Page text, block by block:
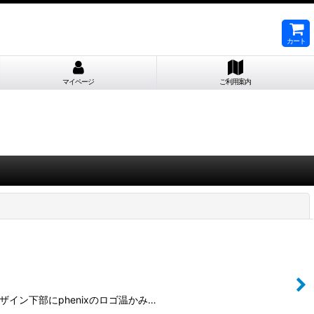
カート
マイページ ご利用案内
イン下部にphenixのロゴ温かみ…